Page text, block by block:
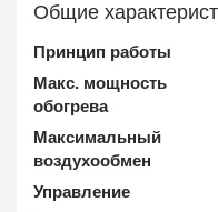
Общие
Принцип работы
Макс. мощность
обогрева
Максимальный
воздухообмен
Управление